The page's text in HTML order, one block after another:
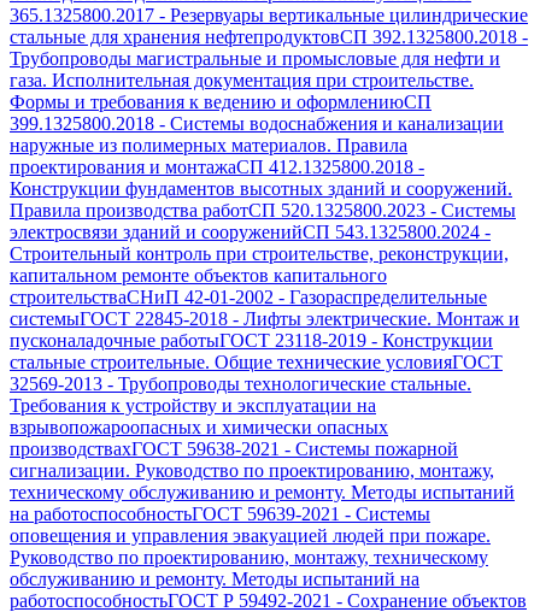
365.1325800.2017 - Резервуары вертикальные цилиндрические
стальные для хранения нефтепродуктовСП 392.1325800.2018 -
Трубопроводы магистральные и промысловые для нефти и
газа. Исполнительная документация при строительстве.
Формы и требования к ведению и оформлениюСП
399.1325800.2018 - Системы водоснабжения и канализации
наружные из полимерных материалов. Правила
проектирования и монтажаСП 412.1325800.2018 -
Конструкции фундаментов высотных зданий и сооружений.
Правила производства работСП 520.1325800.2023 - Системы
электросвязи зданий и сооруженийСП 543.1325800.2024 -
Строительный контроль при строительстве, реконструкции,
капитальном ремонте объектов капитального
строительстваСНиП 42-01-2002 - Газораспределительные
системыГОСТ 22845-2018 - Лифты электрические. Монтаж и
пусконаладочные работыГОСТ 23118-2019 - Конструкции
стальные строительные. Общие технические условияГОСТ
32569-2013 - Трубопроводы технологические стальные.
Требования к устройству и эксплуатации на
взрывопожароопасных и химически опасных
производствахГОСТ 59638-2021 - Системы пожарной
сигнализации. Руководство по проектированию, монтажу,
техническому обслуживанию и ремонту. Методы испытаний
на работоспособностьГОСТ 59639-2021 - Системы
оповещения и управления эвакуацией людей при пожаре.
Руководство по проектированию, монтажу, техническому
обслуживанию и ремонту. Методы испытаний на
работоспособностьГОСТ Р 59492-2021 - Сохранение объектов